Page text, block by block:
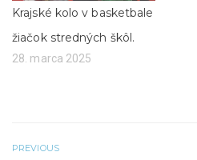
m
o
k
n
e
e
)
Krajské kolo v basketbale
žiačok stredných škôl.
28. marca 2025
PREVIOUS